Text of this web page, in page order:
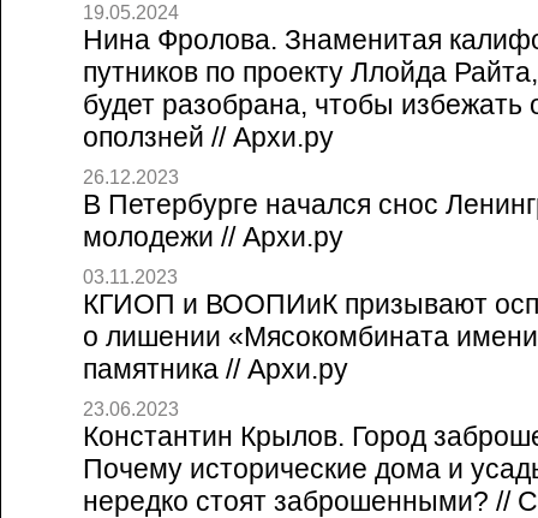
19.05.2024
Нина Фролова. Знаменитая
путников по проекту Ллойда
будет разобрана, чтобы избежать
оползней // Архи.ру
26.12.2023
В Петербурге начался снос
молодежи // Архи.ру
03.11.2023
КГИОП и ВООПИиК призывают
о лишении «Мясокомбината
памятника // Архи.ру
23.06.2023
Константин Крылов. Город
Почему исторические дома и
нередко стоят заброшенными? //